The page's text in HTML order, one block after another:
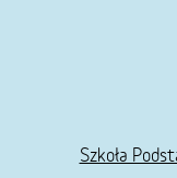
Szkoła